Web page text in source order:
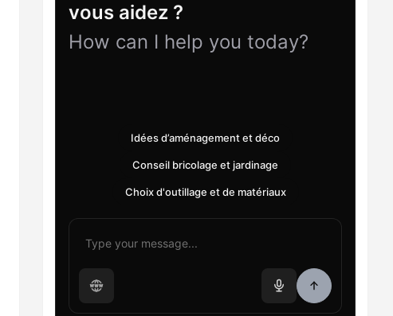
vous aidez ?
How can I help you today?
Idées d’aménagement et déco
Conseil bricolage et jardinage
Choix d'outillage et de matériaux